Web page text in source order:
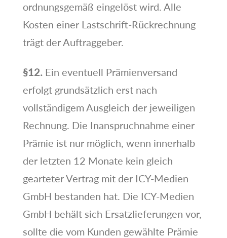
ordnungsgemäß eingelöst wird. Alle
Kosten einer Lastschrift-Rückrechnung
trägt der Auftraggeber.
§12.Ein eventuell Prämienversand
erfolgt grundsätzlich erst nach
vollständigem Ausgleich der jeweiligen
Rechnung. Die Inanspruchnahme einer
Prämie ist nur möglich, wenn innerhalb
der letzten 12 Monate kein gleich
gearteter Vertrag mit der ICY-Medien
GmbH bestanden hat. Die ICY-Medien
GmbH behält sich Ersatzlieferungen vor,
sollte die vom Kunden gewählte Prämie